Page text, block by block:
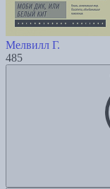
Мелвилл Г.
485